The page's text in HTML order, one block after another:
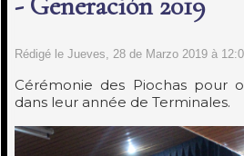
Rédigé le Jueves, 28 de Marzo 2019 à
Cérémonie des Piochas pour
dans leur année de Terminales.